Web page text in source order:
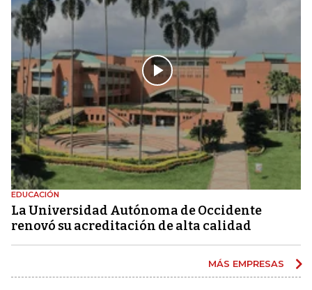
EDUCACIÓN
La Universidad Autónoma de Occidente
renovó su acreditación de alta calidad
MÁS EMPRESAS